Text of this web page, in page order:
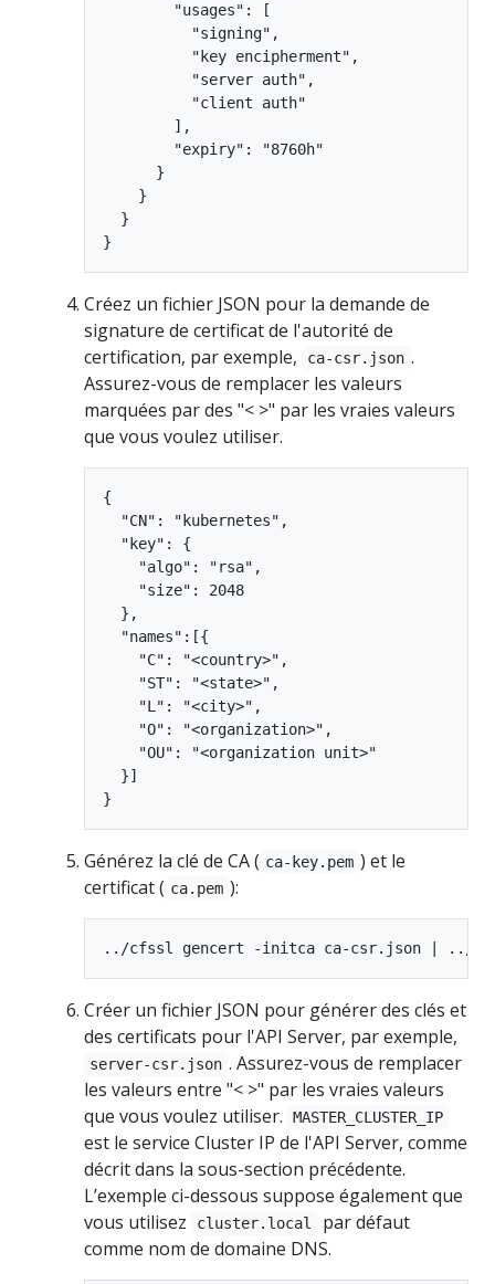
        "usages": [
          "signing",
          "key encipherment",
          "server auth",
          "client auth"
        ],
        "expiry": "8760h"
      }
    }
  }
Créez un fichier JSON pour la demande de
signature de certificat de l'autorité de
certification, par exemple,
ca-csr.json .
Assurez-vous de remplacer les valeurs
marquées par des "< >" par les vraies valeurs
que vous voulez utiliser.
{
  "CN": "kubernetes",
  "key": {
    "algo": "rsa",
    "size": 2048
  },
  "names":[{
    "C": "<country>",
    "ST": "<state>",
    "L": "<city>",
    "O": "<organization>",
    "OU": "<organization unit>"
  }]
Générez la clé de CA ( ca-key.pem ) et le
certificat ( ca.pem ):
Créer un fichier JSON pour générer des clés et
des certificats pour l'API Server, par exemple,
server-csr.json . Assurez-vous de remplacer
les valeurs entre "< >" par les vraies valeurs
que vous voulez utiliser.
MASTER_CLUSTER_IP
est le service Cluster IP de l'API Server, comme
décrit dans la sous-section précédente.
L’exemple ci-dessous suppose également que
vous utilisez
cluster.local
par défaut
comme nom de domaine DNS.